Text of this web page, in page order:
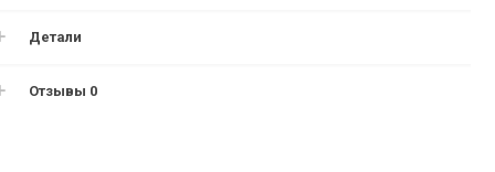
Детали
Отзывы 0